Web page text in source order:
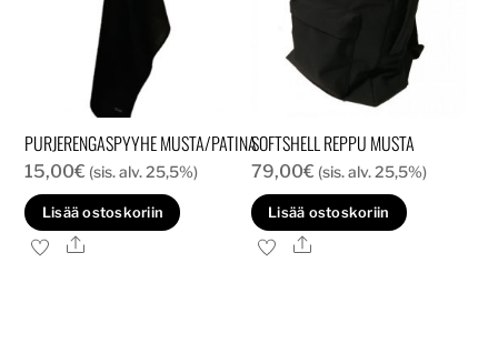
PURJERENGASPYYHE MUSTA/PATINA
15,00€ (sis. alv. 25,5%)
Lisää ostoskoriin
Ale
SOFTSHELL REPPU MUSTA
79,00€ (sis. alv. 25,5%)
Lisää ostoskoriin
Ale